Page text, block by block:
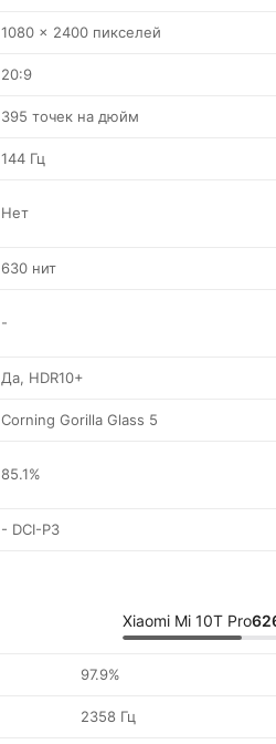
1080 x 2400 пикселей
20:9
395 точек на дюйм
144 Гц
Нет
630 нит
-
Да, HDR10+
Corning Gorilla Glass 5
85.1%
- DCI-P3
Xiaomi Mi 10T Pro
97.9%
2358 Гц